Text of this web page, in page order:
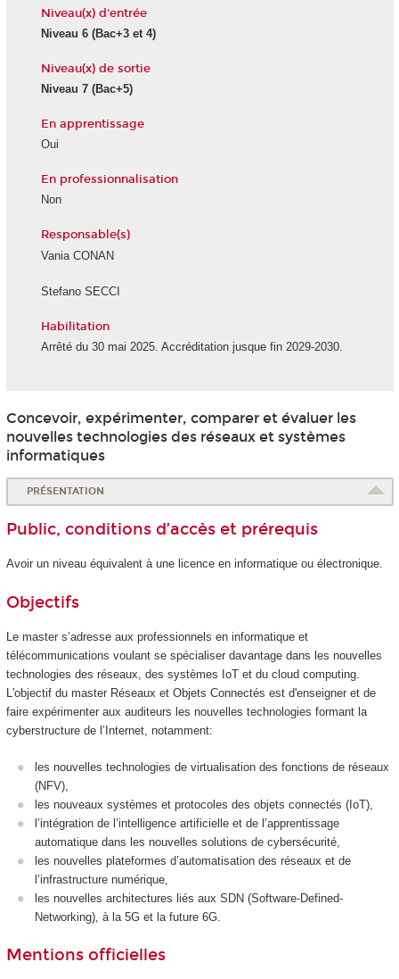
Niveau(x) d'entrée
Niveau 6(Bac+3 et 4)
Niveau(x) de sortie
Niveau 7(Bac+5)
En apprentissage
Oui
En professionnalisation
Non
Responsable(s)
Vania CONAN
Stefano SECCI
Habilitation
Arrêté du 30 mai 2025. Accréditation jusque fin 2029-2030.
Concevoir, expérimenter, comparer et évaluer les
nouvelles technologies des réseaux et systèmes
informatiques
PRÉSENTATION
Public, conditions d’accès et prérequis
Avoir un niveau équivalent à une licence en informatique ou électronique.
Objectifs
Le master s’adresse aux professionnels en informatique et
télécommunications voulant se spécialiser davantage dans les nouvelles
technologies des réseaux, des systèmes IoT et du cloud computing.
L'objectif du master Réseaux et Objets Connectés est d'enseigner et de
faire expérimenter aux auditeurs les nouvelles technologies formant la
cyberstructure de l’Internet, notamment:
les nouvelles technologies de virtualisation des fonctions de réseaux
(NFV),
les nouveaux systèmes et protocoles des objets connectés (IoT),
l’intégration de l’intelligence artificielle et de l’apprentissage
automatique dans les nouvelles solutions de cybersécurité,
les nouvelles plateformes d’automatisation des réseaux et de
l’infrastructure numérique,
les nouvelles architectures liés aux SDN (Software-Defined-
Networking), à la 5G et la future 6G.
Mentions officielles